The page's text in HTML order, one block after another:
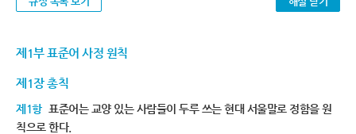
제1부 표준어 사정 원칙
제1장 총칙
제1항 표준어는 교양 있는 사람들이 두루 쓰는 현대 서울말로 정함을 원
칙으로 한다.